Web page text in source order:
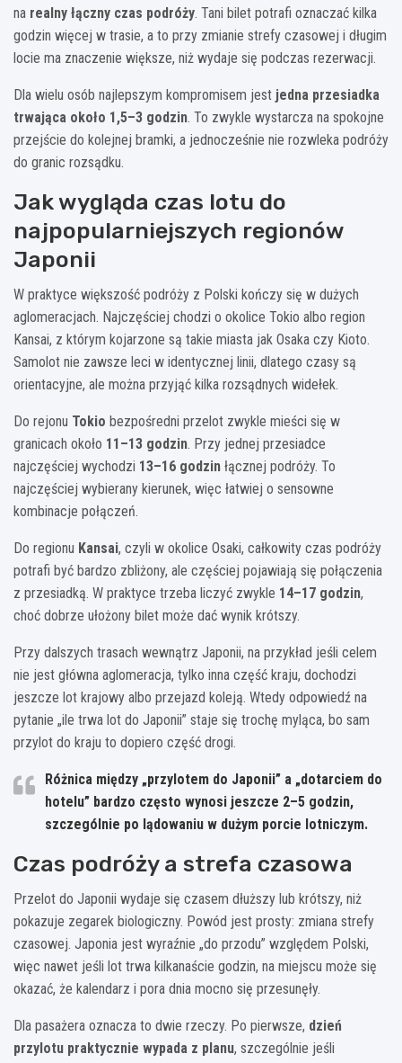
na realny łączny czas podróży. Tani bilet potrafi oznaczać kilka
godzin więcej w trasie, a to przy zmianie strefy czasowej i długim
locie ma znaczenie większe, niż wydaje się podczas rezerwacji.
Dla wielu osób najlepszym kompromisem jest jedna przesiadka
trwająca około 1,5–3 godzin. To zwykle wystarcza na spokojne
przejście do kolejnej bramki, a jednocześnie nie rozwleka podróży
do granic rozsądku.
Jak wygląda czas lotu do
najpopularniejszych regionów
Japonii
W praktyce większość podróży z Polski kończy się w dużych
aglomeracjach. Najczęściej chodzi o okolice Tokio albo region
Kansai, z którym kojarzone są takie miasta jak Osaka czy Kioto.
Samolot nie zawsze leci w identycznej linii, dlatego czasy są
orientacyjne, ale można przyjąć kilka rozsądnych widełek.
Do rejonu Tokio bezpośredni przelot zwykle mieści się w
granicach około 11–13 godzin. Przy jednej przesiadce
najczęściej wychodzi 13–16 godzin łącznej podróży. To
najczęściej wybierany kierunek, więc łatwiej o sensowne
kombinacje połączeń.
Do regionu Kansai, czyli w okolice Osaki, całkowity czas podróży
potrafi być bardzo zbliżony, ale częściej pojawiają się połączenia
z przesiadką. W praktyce trzeba liczyć zwykle 14–17 godzin,
choć dobrze ułożony bilet może dać wynik krótszy.
Przy dalszych trasach wewnątrz Japonii, na przykład jeśli celem
nie jest główna aglomeracja, tylko inna część kraju, dochodzi
jeszcze lot krajowy albo przejazd koleją. Wtedy odpowiedź na
pytanie „ile trwa lot do Japonii” staje się trochę myląca, bo sam
przylot do kraju to dopiero część drogi.
Różnica między „przylotem do Japonii” a „dotarciem do
hotelu” bardzo często wynosi jeszcze 2–5 godzin,
szczególnie po lądowaniu w dużym porcie lotniczym.
Czas podróży a strefa czasowa
Przelot do Japonii wydaje się czasem dłuższy lub krótszy, niż
pokazuje zegarek biologiczny. Powód jest prosty: zmiana strefy
czasowej. Japonia jest wyraźnie „do przodu” względem Polski,
więc nawet jeśli lot trwa kilkanaście godzin, na miejscu może się
okazać, że kalendarz i pora dnia mocno się przesunęły.
Dla pasażera oznacza to dwie rzeczy. Po pierwsze, dzień
przylotu praktycznie wypada z planu, szczególnie jeśli